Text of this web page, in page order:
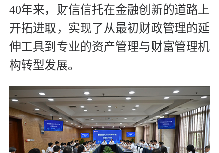
40年来，财信信托在金融创新的道路上
开拓进取，实现了从最初财政管理的延
伸工具到专业的资产管理与财富管理机
构转型发展。